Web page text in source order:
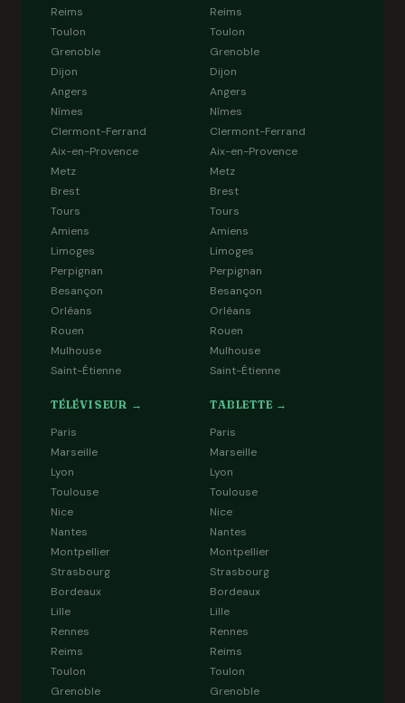
Reims
Toulon
Grenoble
Dijon
Angers
Nîmes
Clermont-Ferrand
Aix-en-Provence
Metz
Brest
Tours
Amiens
Limoges
Perpignan
Besançon
Orléans
Rouen
Mulhouse
Saint-Étienne
Reims
Toulon
Grenoble
Dijon
Angers
Nîmes
Clermont-Ferrand
Aix-en-Provence
Metz
Brest
Tours
Amiens
Limoges
Perpignan
Besançon
Orléans
Rouen
Mulhouse
Saint-Étienne
TÉLÉVISEUR →
Paris
Marseille
Lyon
Toulouse
Nice
Nantes
Montpellier
Strasbourg
Bordeaux
Lille
Rennes
Reims
Toulon
Grenoble
TABLETTE →
Paris
Marseille
Lyon
Toulouse
Nice
Nantes
Montpellier
Strasbourg
Bordeaux
Lille
Rennes
Reims
Toulon
Grenoble